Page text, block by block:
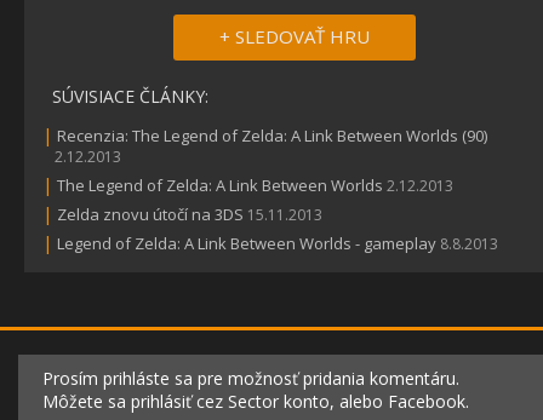
+ SLEDOVAŤ HRU
SÚVISIACE ČLÁNKY:
| Recenzia: The Legend of Zelda: A Link Between Worlds (90)
2.12.2013
| The Legend of Zelda: A Link Between Worlds 2.12.2013
| Zelda znovu útočí na 3DS 15.11.2013
| Legend of Zelda: A Link Between Worlds - gameplay 8.8.2013
Prosím prihláste sa pre možnosť pridania komentáru.
Môžete sa prihlásiť cez Sector konto, alebo Facebook.